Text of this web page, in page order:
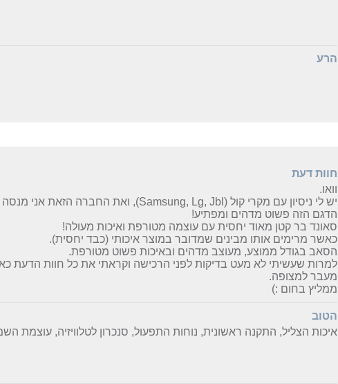
הרע
חוות דעת
וואו.
יש לי ניסיון עם מקרי קול (Samsung, Lg, Jbl), ואת החברה הזאת אני מנסה פעם ראשונה.
הדגם הזה פשוט מדהים ומפתיע!
סאונד בר קטן מאוד יחסית עם עוצמה מטורפת ואיכות מעולה!
כאשר מרימים אותו מבינים שמדובר במוצר איכותי (כבד יחסית).
הסאב בגודל ממוצע, מעוצב מדהים ובאיכות פשוט מטורפת.
למרות שעשיתי לא מעט בדיקות לפני הרכישה וקראתי את כל חוות הדעת
מעבר למצופה.
ממליץ בחום :)
הטוב
איכות הצליל, התקנה ראשונית, נוחות התפעול, סנכרון לטלוויזיה, עוצמת